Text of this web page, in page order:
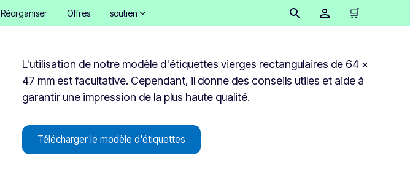
Réorganiser Offres soutien 🛒
L'utilisation de notre modèle d'étiquettes vierges rectangulaires de 64 x
47 mm est facultative. Cependant, il donne des conseils utiles et aide à
garantir une impression de la plus haute qualité.
Télécharger le modèle d'étiquettes